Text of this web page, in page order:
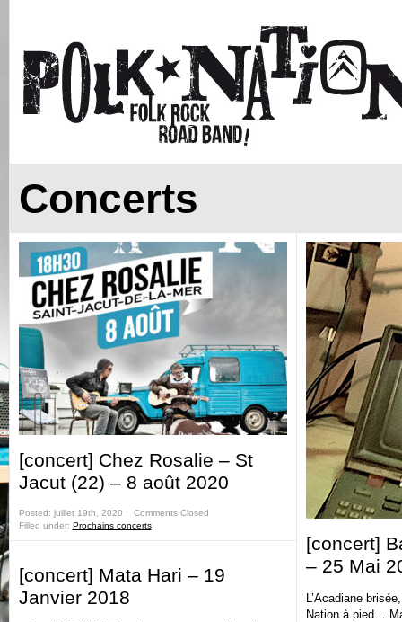
Concerts
[concert] Chez Rosalie – St
Jacut (22) – 8 août 2020
Posted: juillet 19th, 2020 ˑ Comments Closed
Filled under: Prochains concerts
[concert] Mata Hari – 19
Janvier 2018
[concert]
– 25 Mai
L’Acadiane
Nation à pied…